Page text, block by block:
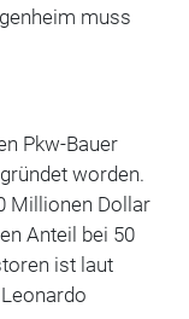
muss
Pkw-Bauer
worden.
Millionen Dollar
Anteil bei 50
ist laut